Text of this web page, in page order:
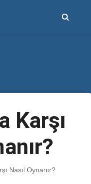
Karşı
Nasıl Oynanır?